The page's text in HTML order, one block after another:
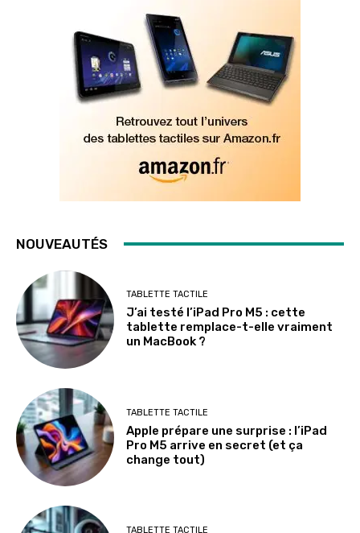
NOUVEAUTÉS
TABLETTE TACTILE
J’ai testé l’iPad Pro M5 : cette
tablette remplace-t-elle vraiment
un MacBook ?
TABLETTE TACTILE
Apple prépare une surprise : l’iPad
Pro M5 arrive en secret (et ça
change tout)
TABLETTE TACTILE